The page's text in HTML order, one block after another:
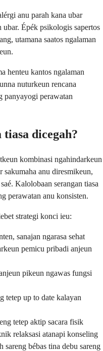
anu parah kana ubar
ubar. Épék psikologis sapertos
utamana saatos ngalaman
henteu kantos ngalaman
nuturkeun rencana
panyayogi perawatan
dicegah?
kombinasi ngahindarkeun
anu diresmikeun,
Kalolobaan serangan tiasa
perawatan anu konsisten.
strategi konci ieu:
sanajan ngarasa sehat
pemicu pribadi anjeun
pikeun ngawas fungsi
tetep up to date kalayan
tetep aktip sacara fisik
relaksasi atanapi konseling
sareng bébas tina debu sareng